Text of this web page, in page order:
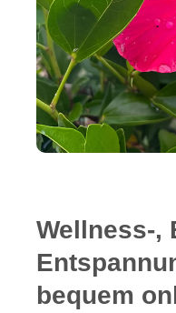
Wellness-,
bequem